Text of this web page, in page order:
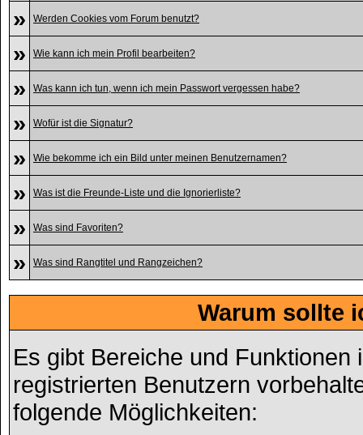
» Werden Cookies vom Forum benutzt?
» Wie kann ich mein Profil bearbeiten?
» Was kann ich tun, wenn ich mein Passwort vergessen habe?
» Wofür ist die Signatur?
» Wie bekomme ich ein Bild unter meinen Benutzernamen?
» Was ist die Freunde-Liste und die Ignorierliste?
» Was sind Favoriten?
» Was sind Rangtitel und Rangzeichen?
Warum sollte
Es gibt Bereiche und
registrierten Benutzern
folgende Möglichkeiten: